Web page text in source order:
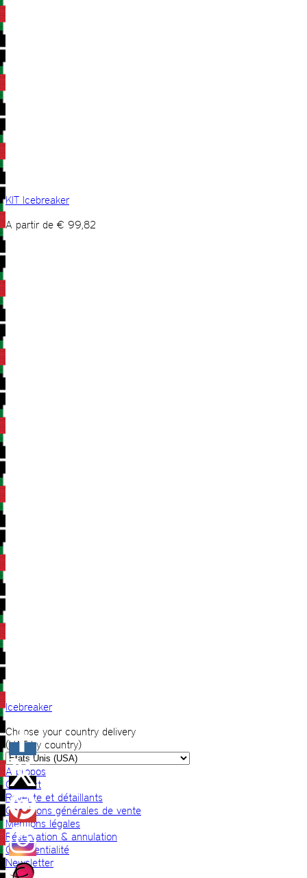
KIT Icebreaker
A partir de € 99,82
Icebreaker
Choose your country delivery
(VAT by country)
A propos
Contact
Revente et détaillants
Conditions générales de vente
Mentions légales
Réservation & annulation
Confidentialité
Newsletter